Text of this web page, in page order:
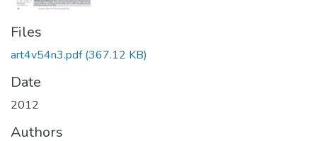
Files
art4v54n3.pdf(367.12 KB)
Date
2012
Authors